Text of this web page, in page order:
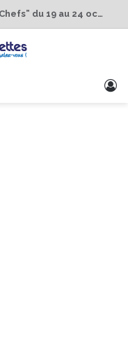
1er Édition de “La Semaine des Chefs” du 19 au 24 octobre 2026